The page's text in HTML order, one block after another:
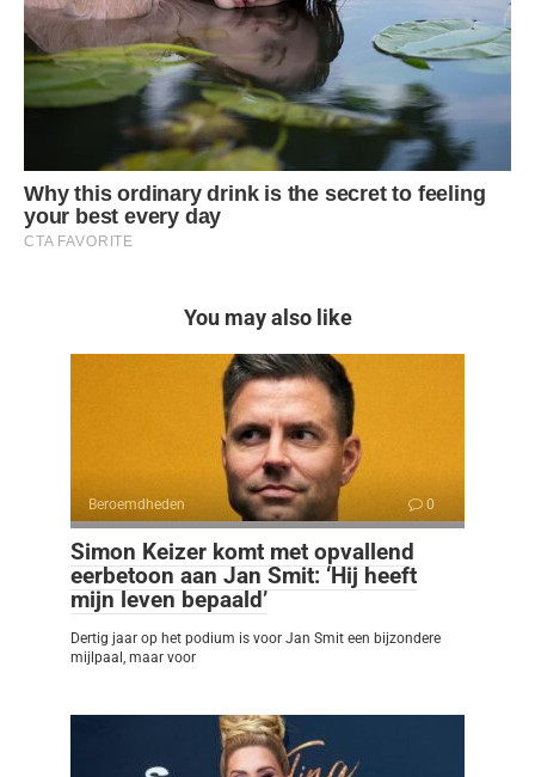
You may also like
Beroemdheden 0
Simon Keizer komt met opvallend
eerbetoon aan Jan Smit: ‘Hij heeft
mijn leven bepaald’
Dertig jaar op het podium is voor Jan Smit een bijzondere
mijlpaal, maar voor